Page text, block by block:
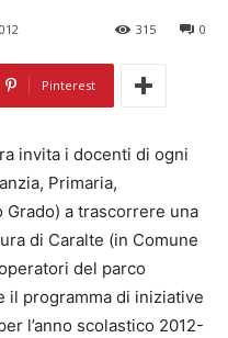
0
315
Pinterest
invita i docenti di ogni
Primaria,
Grado) a trascorrere una
di Caralte (in Comune
del parco
il programma di iniziative
l’anno scolastico 2012-